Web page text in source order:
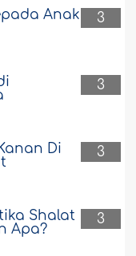
3
Anak
3
3
Di
3
Shalat
Apa?